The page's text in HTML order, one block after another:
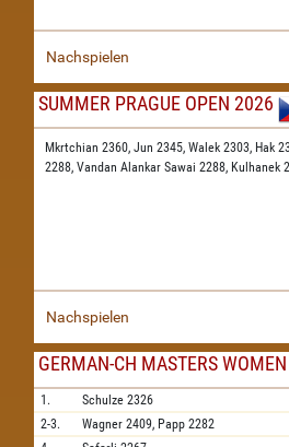
Nachspielen
SUMMER PRAGUE OPEN 2026
Mkrtchian 2360, Jun 2345, Walek 2303, Hak
2288, Vandan Alankar Sawai 2288, Kulhanek
Nachspielen
GERMAN-CH MASTERS
1. Schulze 2326
2-3.
Wagner 2409, Papp 2282